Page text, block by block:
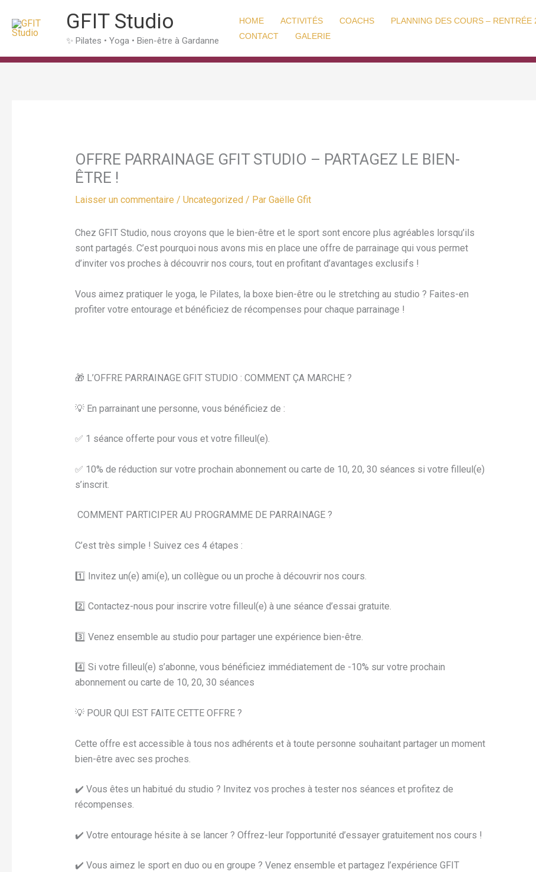
contenu
GFIT Studio
✨ Pilates • Yoga • Bien-être à Gardanne
HOME ACTIVITÉS COACHS PLANNING DES COURS – RENTRÉE
CONTACT
GALERIE
OFFRE PARRAINAGE GFIT STUDIO – PARTAGEZ LE BIEN-
ÊTRE !
Laisser un commentaire / Uncategorized / Par Gaëlle Gfit
Chez GFIT Studio, nous croyons que le bien-être et le sport sont encore plus agréables lorsqu’ils
sont partagés. C’est pourquoi nous avons mis en place une offre de parrainage qui vous permet
d’inviter vos proches à découvrir nos cours, tout en profitant d’avantages exclusifs !
Vous aimez pratiquer le yoga, le Pilates, la boxe bien-être ou le stretching au studio ? Faites-en
profiter votre entourage et bénéficiez de récompenses pour chaque parrainage !
🎁 L’OFFRE PARRAINAGE GFIT STUDIO : COMMENT ÇA MARCHE ?
💡 En parrainant une personne, vous bénéficiez de :
✅ 1 séance offerte pour vous et votre filleul(e).
✅ 10% de réduction sur votre prochain abonnement ou carte de 10, 20, 30 séances si votre filleul(e)
s’inscrit.
COMMENT PARTICIPER AU PROGRAMME DE PARRAINAGE ?
C’est très simple ! Suivez ces 4 étapes :
1️⃣ Invitez un(e) ami(e), un collègue ou un proche à découvrir nos cours.
2️⃣ Contactez-nous pour inscrire votre filleul(e) à une séance d’essai gratuite.
3️⃣ Venez ensemble au studio pour partager une expérience bien-être.
4️⃣ Si votre filleul(e) s’abonne, vous bénéficiez immédiatement de -10% sur votre prochain
abonnement ou carte de 10, 20, 30 séances
💡 POUR QUI EST FAITE CETTE OFFRE ?
Cette offre est accessible à tous nos adhérents et à toute personne souhaitant partager un moment
bien-être avec ses proches.
✔️ Vous êtes un habitué du studio ? Invitez vos proches à tester nos séances et profitez de
récompenses.
✔️ Votre entourage hésite à se lancer ? Offrez-leur l’opportunité d’essayer gratuitement nos cours !
✔️ Vous aimez le sport en duo ou en groupe ? Venez ensemble et partagez l’expérience GFIT